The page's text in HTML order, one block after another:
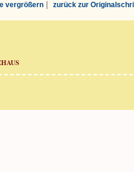
vergrößern| zurück zur